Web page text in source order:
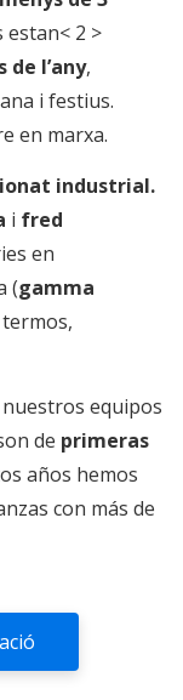
estan< 2 >
l’any,
i festius.
en marxa.
industrial.
i fred
en
(gamma
equipos
de primeras
años hemos
con más de